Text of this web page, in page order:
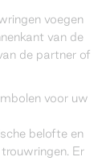
voegen
van de
de partner of
voor uw
belofte en
Er